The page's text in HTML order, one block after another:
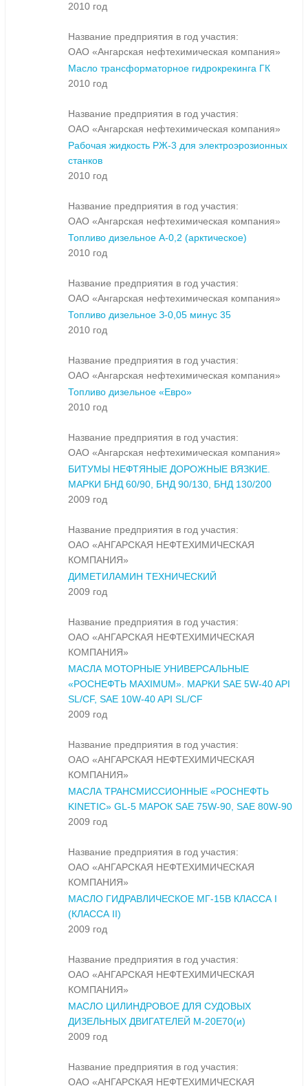
2010 год
Название предприятия в год участия:
ОАО «Ангарская нефтехимическая компания»
Масло трансформаторное гидрокрекинга ГК
2010 год
Название предприятия в год участия:
ОАО «Ангарская нефтехимическая компания»
Рабочая жидкость РЖ-3 для электроэрозионных
станков
2010 год
Название предприятия в год участия:
ОАО «Ангарская нефтехимическая компания»
Топливо дизельное А-0,2 (арктическое)
2010 год
Название предприятия в год участия:
ОАО «Ангарская нефтехимическая компания»
Топливо дизельное З-0,05 минус 35
2010 год
Название предприятия в год участия:
ОАО «Ангарская нефтехимическая компания»
Топливо дизельное «Евро»
2010 год
Название предприятия в год участия:
ОАО «Ангарская нефтехимическая компания»
БИТУМЫ НЕФТЯНЫЕ ДОРОЖНЫЕ ВЯЗКИЕ.
МАРКИ БНД 60/90, БНД 90/130, БНД 130/200
2009 год
Название предприятия в год участия:
ОАО «АНГАРСКАЯ НЕФТЕХИМИЧЕСКАЯ
КОМПАНИЯ»
ДИМЕТИЛАМИН ТЕХНИЧЕСКИЙ
2009 год
Название предприятия в год участия:
ОАО «АНГАРСКАЯ НЕФТЕХИМИЧЕСКАЯ
КОМПАНИЯ»
МАСЛА МОТОРНЫЕ УНИВЕРСАЛЬНЫЕ
«РОСНЕФТЬ MAXIMUM». МАРКИ SAE 5W-40 API
SL/CF, SAE 10W-40 API SL/CF
2009 год
Название предприятия в год участия:
ОАО «АНГАРСКАЯ НЕФТЕХИМИЧЕСКАЯ
КОМПАНИЯ»
МАСЛА ТРАНСМИССИОННЫЕ «РОСНЕФТЬ
KINETIC» GL-5 МАРОК SAE 75W-90, SAE 80W-90
2009 год
Название предприятия в год участия:
ОАО «АНГАРСКАЯ НЕФТЕХИМИЧЕСКАЯ
КОМПАНИЯ»
МАСЛО ГИДРАВЛИЧЕСКОЕ МГ-15В КЛАССА I
(КЛАССА II)
2009 год
Название предприятия в год участия:
ОАО «АНГАРСКАЯ НЕФТЕХИМИЧЕСКАЯ
КОМПАНИЯ»
МАСЛО ЦИЛИНДРОВОЕ ДЛЯ СУДОВЫХ
ДИЗЕЛЬНЫХ ДВИГАТЕЛЕЙ М-20Е70(и)
2009 год
Название предприятия в год участия:
ОАО «АНГАРСКАЯ НЕФТЕХИМИЧЕСКАЯ